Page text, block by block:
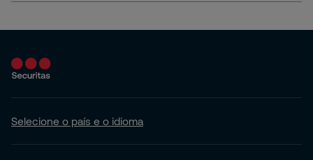
Selecione o país e o idioma